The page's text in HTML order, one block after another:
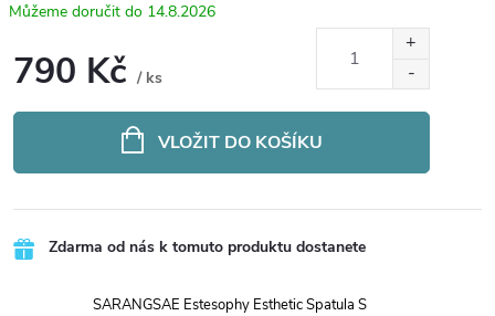
14.8.2026
790 Kč / ks
VLOŽIT DO KOŠÍKU
Zdarma od nás k tomuto produktu dostanete
SARANGSAE Estesophy Esthetic Spatula S